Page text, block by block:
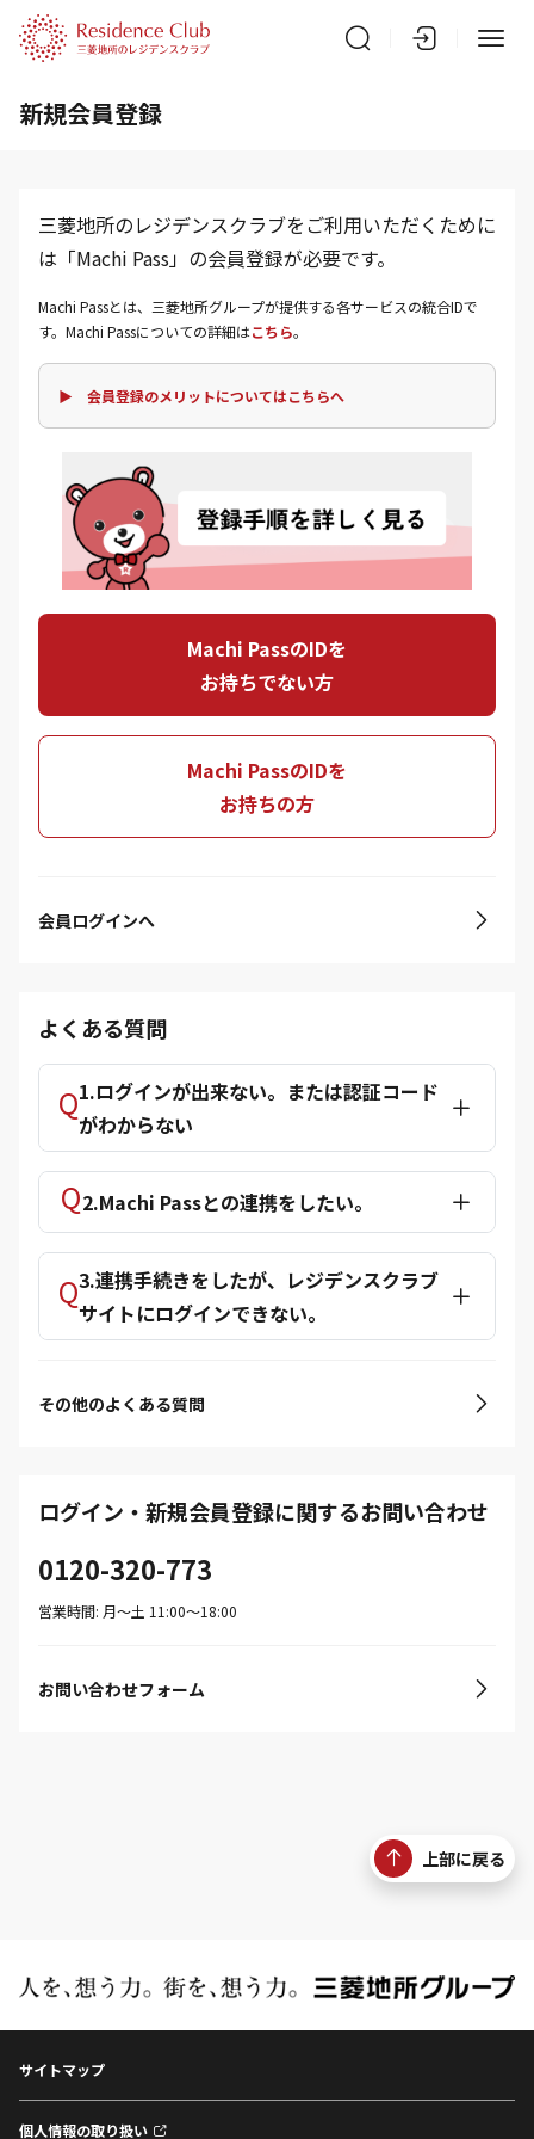
新規会員登録
三菱地所のレジデンスクラブをご利用いただくために
は「Machi Pass」の会員登録が必要です。
Machi Passとは、三菱地所グループが提供する各サービスの統合IDで
す。Machi Passについての詳細はこちら。
▶ 会員登録のメリットについてはこちらへ
Machi PassのIDを
お持ちでない方
Machi PassのIDを
お持ちの方
会員ログインへ
よくある質問
1.ログインが出来ない。または認証コード
がわからない
2.Machi Passとの連携をしたい。
3.連携手続きをしたが、レジデンスクラブ
サイトにログインできない。
その他のよくある質問
ログイン・新規会員登録に関するお問い合わせ
0120-320-773
営業時間: 月〜土 11:00〜18:00
お問い合わせフォーム
上部に戻る
サイトマップ
個人情報の取り扱い